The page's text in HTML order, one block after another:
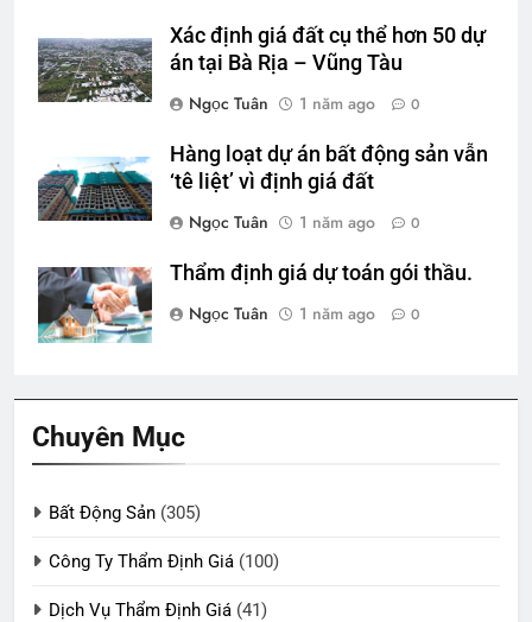
Xác định giá đất cụ thể hơn 50 dự
án tại Bà Rịa – Vũng Tàu
Ngọc Tuân
1 năm ago 0
Hàng loạt dự án bất động sản vẫn
‘tê liệt’ vì định giá đất
Ngọc Tuân
1 năm ago 0
Thẩm định giá dự toán gói thầu.
Ngọc Tuân
1 năm ago 0
Chuyên Mục
Bất Động Sản (305)
Công Ty Thẩm Định Giá (100)
Dịch Vụ Thẩm Định Giá (41)